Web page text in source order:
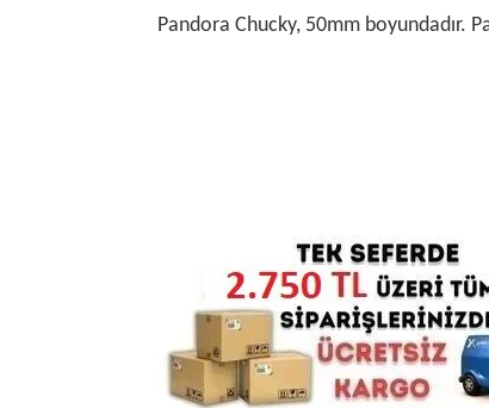
Pandora Chucky, 50mm boyundadır.
Ürün resmi kalitesiz, bozuk veya
Ürün açıklamasında eksik bilgiler
Ürün bilgilerinde hatalar bulunuyor.
Ürün fiyatı diğer sitelerden daha pahalı.
Bu ürüne benzer farklı alternatifler olmalı.